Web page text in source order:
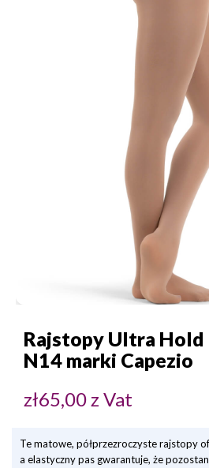
Rajstopy Ultra
N14 marki Capezio
zł65,00z Vat
Te matowe, półprzezroczyste rajstopy
a elastyczny pas gwarantuje, że